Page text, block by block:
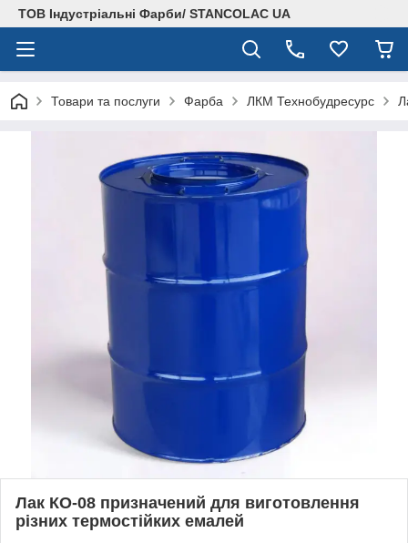
ТОВ Індустріальні Фарби/ STANCOLAC UA
Товари та послуги Фарба ЛКМ Технобудресурс
Лак КО-08 призначений для виготовлення
різних термостійких емалей